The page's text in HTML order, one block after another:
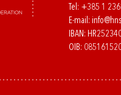
Tel: +385 1
E-mail:
IBAN:
OIB: